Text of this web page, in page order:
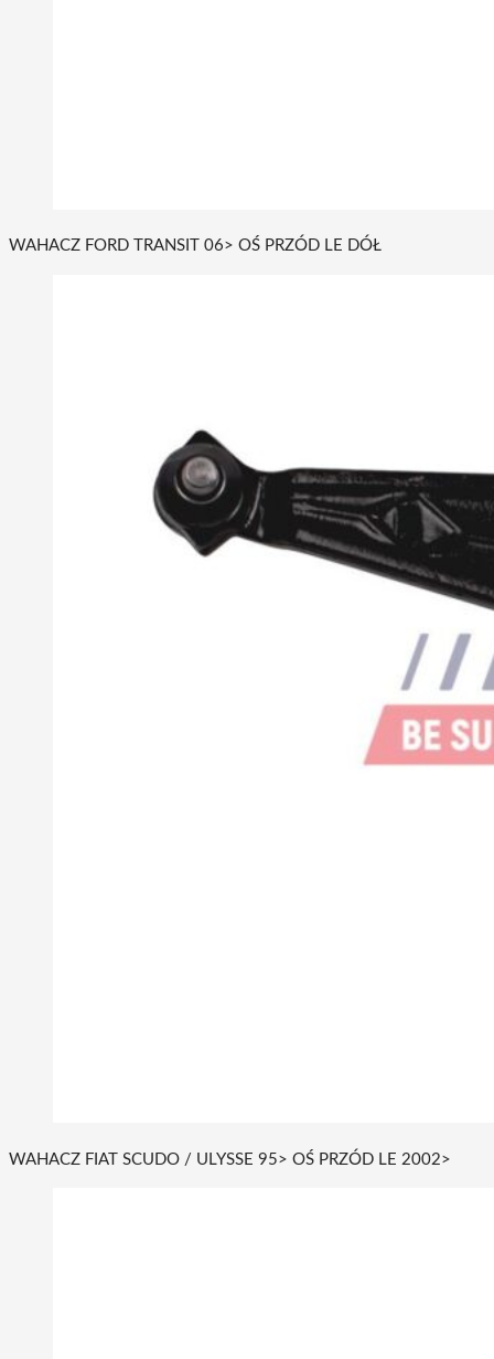
WAHACZ FORD TRANSIT 06> OŚ PRZÓD LE DÓŁ
WAHACZ FIAT SCUDO / ULYSSE 95> OŚ PRZÓD LE 2002>